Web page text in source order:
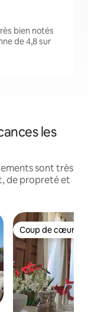
bien notés
de 4,8 sur
les
sont très
de propreté et
Coup de cœur
Coup de cœur